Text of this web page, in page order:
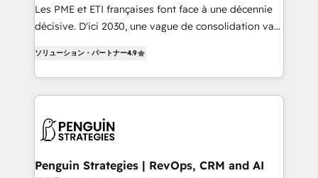
work with Aptitude 8, you get a team – not an
individual – with embedded consulting, strategy,
100% US-based, FTE team members. We offer
project-based and managed services engagements
that include new HubSpot implementations,
integration, extensibility, custom development, and
ongoing RevOps support.
Les PME et ETI françaises font face à une décennie
décisive. D'ici 2030, une vague de consolidation va
entreprises qui auront réussi leur transformation. Le
problème ? 58% des dirigeants savent que l'IA est
vitale pour leur survie. Mais 57% n'ont aucune
données. C'est le paradoxe français : conscience
Augmentée. Ce n'est pas une entreprise qui utilise
ソリューション・パートナー4.9
Penguin Strategies | RevOps, CRM and AI